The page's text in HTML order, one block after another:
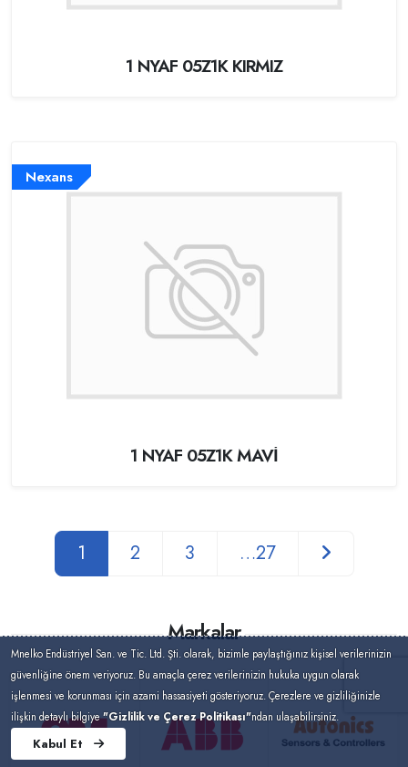
1 NYAF 05Z1K KIRMIZ
Nexans
1 NYAF 05Z1K MAVİ
1 2 3 …27
Markalar
Mnelko Endüstriyel San. ve Tic. Ltd. Şti. olarak, bizimle paylaştığınız kişisel verilerinizin
güvenliğine önem veriyoruz. Bu amaçla çerez verilerinizin hukuka uygun olarak
işlenmesi ve korunması için azami hassasiyeti gösteriyoruz. Çerezlere ve gizliliğinizle
ilişkin detaylı bilgiye"Gizlilik ve Çerez Politikası"ndan ulaşabilirsiniz.
Kabul Et